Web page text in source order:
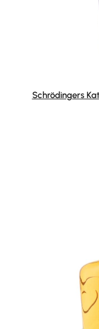
Durchschnittliche
Schrödingers